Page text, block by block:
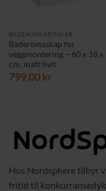
BADEROMSARTIKLER
Baderomsskap for
veggmontering – 60 x 18 x
cm, matt hvit
799,00kr
Hos Nordsphere tilbyr
fritid til